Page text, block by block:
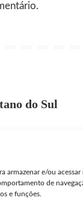
armazenar e/ou
de
e funções.
do Sul
Cytotec Anápolis